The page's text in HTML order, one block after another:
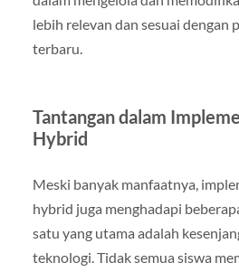
lebih relevan dan sesuai dengan
terbaru.
Tantangan dalam
Hybrid
Meski banyak manfaatnya,
hybrid juga menghadapi
satu yang utama adalah
teknologi. Tidak semua siswa